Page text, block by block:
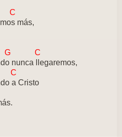
más,
C
nunca llegaremos,
a Cristo